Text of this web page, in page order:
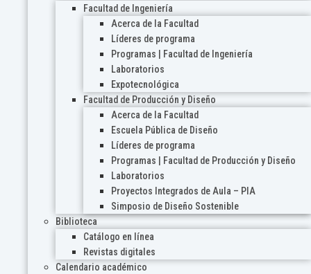
Facultad de Ingeniería
Acerca de la Facultad
Líderes de programa
Programas | Facultad de Ingeniería
Laboratorios
Expotecnológica
Facultad de Producción y Diseño
Acerca de la Facultad
Escuela Pública de Diseño
Líderes de programa
Programas | Facultad de Producción y Diseño
Laboratorios
Proyectos Integrados de Aula – PIA
Simposio de Diseño Sostenible
Biblioteca
Catálogo en línea
Revistas digitales
Calendario académico